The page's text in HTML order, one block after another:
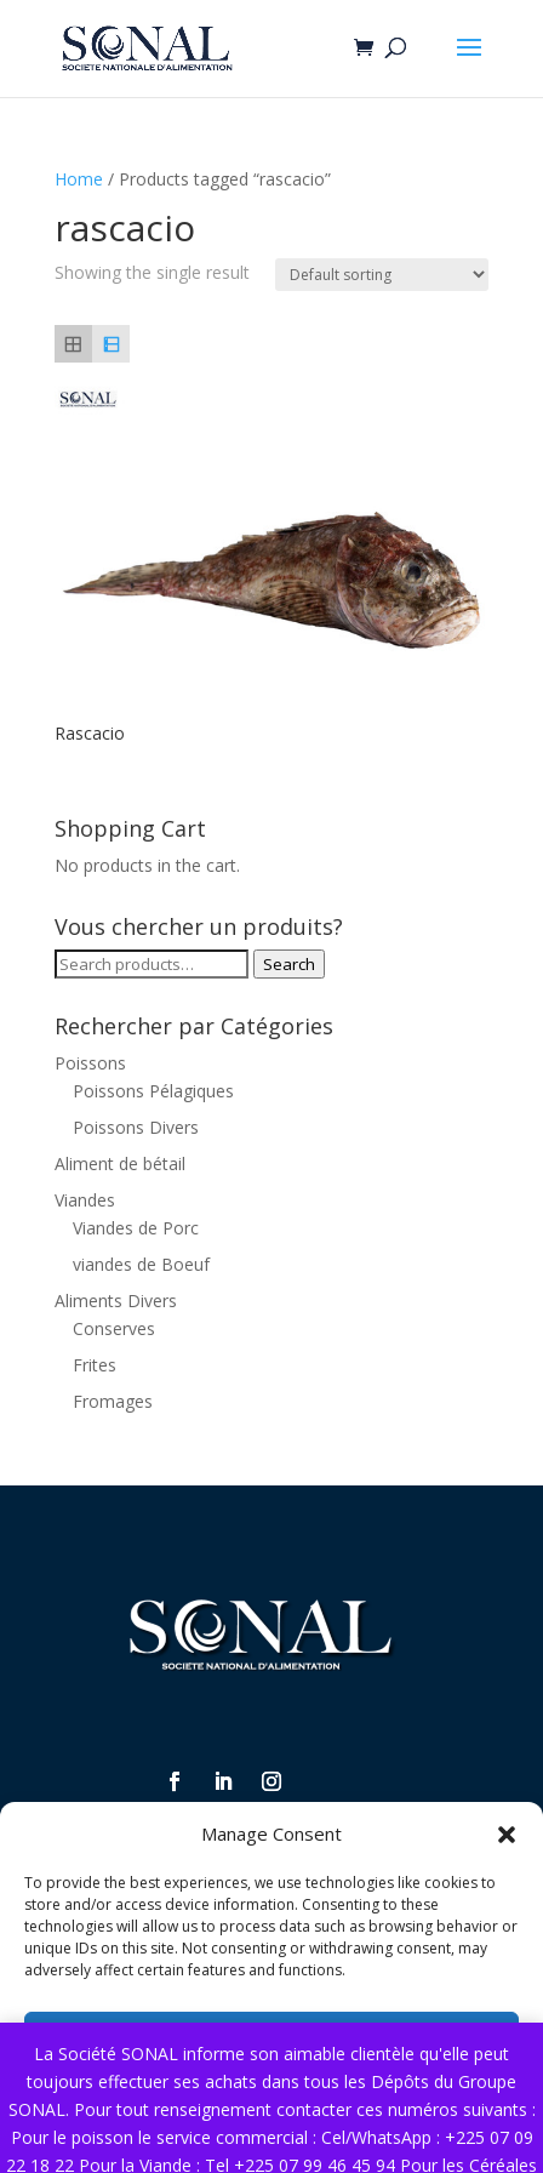
Manage Consent
To provide the best experiences, we use technologies like cookies to
store and/or access device information. Consenting to these
technologies will allow us to process data such as browsing behavior or
unique IDs on this site. Not consenting or withdrawing consent, may
adversely affect certain features and functions.
Deny
View preferences
La Société SONAL informe son aimable clientèle qu'elle peut
toujours effectuer ses achats dans tous les Dépôts du Groupe
SONAL. Pour tout renseignement contacter ces numéros suivants :
Pour le poisson le service commercial : Cel/WhatsApp : +225 07 09
22 18 22 Pour la Viande : Tel +225 07 99 46 45 94 Pour les Céréales
Home / Products tagged “rascacio”
rascacio
Showing the single result
Rascacio
Shopping Cart
No products in the cart.
Vous chercher un produits?
Search
Search
Rechercher par Catégories
Poissons
Poissons Pélagiques
Poissons Divers
Aliment de bétail
Viandes
Viandes de Porc
viandes de Boeuf
Aliments Divers
Conserves
Frites
Fromages
Politique de confidentialité
Politique de qualité
Conditions générales de vente
NOS SERVICES